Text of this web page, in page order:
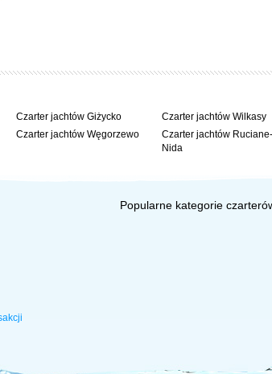
Czarter jachtów Giżycko
Czarter jachtów Węgorzewo
Czarter jachtów Wilkasy
Czarter jachtów Ruciane-
Nida
Popularne kategorie